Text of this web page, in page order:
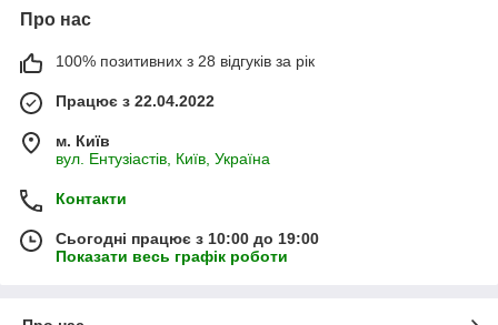
Про нас
100% позитивних з 28 відгуків за рік
Працює з 22.04.2022
м. Київ
вул. Ентузіастів, Київ, Україна
Контакти
Сьогодні працює з 10:00 до 19:00
Показати весь графік роботи